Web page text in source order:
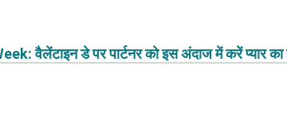
वैलेंटाइन डे पर पार्टनर को इस अंदाज में करें प्यार का